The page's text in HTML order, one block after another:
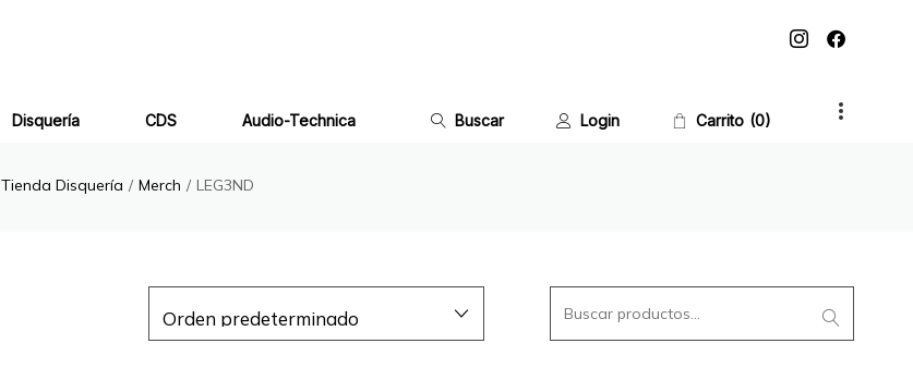
Disquería CDS Audio-Technica Buscar Login Carrito 0
Tienda Disquería / Merch / LEG3ND